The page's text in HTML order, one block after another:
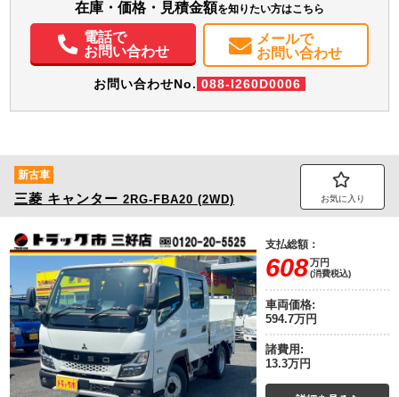
パワステ パワーウィンドウ ABS エアバッグ
集中ドアロック
電動格納ミラー
バックモニター
取扱説明書（一部含む）
メンテナンスノート（保証書）
在庫・価格・見積金額を知りたい方はこちら
電話で
お問い合わせ
メールで
お問い合わせ
お問い合わせNo. 088-I260D0006
新古車
三菱 キャンター 2RG-FBA20 (2WD) お気に入り
支払総額：
608万円
(消費税込)
車両価格:
594.7万円
諸費用:
13.3万円